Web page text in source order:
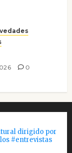
0
dirigido por
#entrevistas